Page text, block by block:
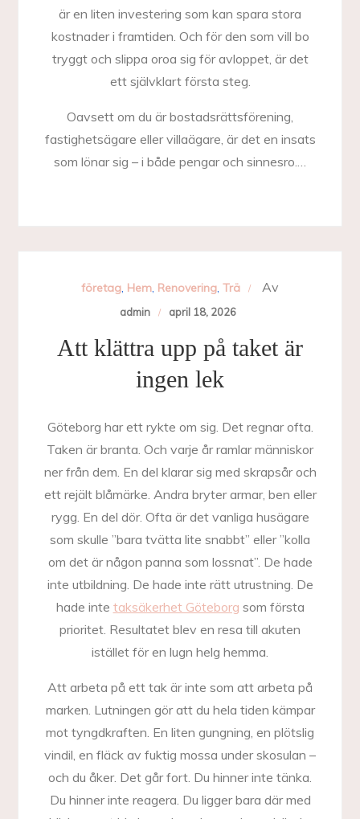
är en liten investering som kan spara stora
kostnader i framtiden. Och för den som vill bo
tryggt och slippa oroa sig för avloppet, är det
ett självklart första steg.
Oavsett om du är bostadsrättsförening,
fastighetsägare eller villaägare, är det en insats
som lönar sig – i både pengar och sinnesro.…
företag, Hem, Renovering, Trä Av
admin april 18, 2026
Att klättra upp på taket är
ingen lek
Göteborg har ett rykte om sig. Det regnar ofta.
Taken är branta. Och varje år ramlar människor
ner från dem. En del klarar sig med skrapsår och
ett rejält blåmärke. Andra bryter armar, ben eller
rygg. En del dör. Ofta är det vanliga husägare
som skulle ”bara tvätta lite snabbt” eller ”kolla
om det är någon panna som lossnat”. De hade
inte utbildning. De hade inte rätt utrustning. De
hade inte taksäkerhet Göteborg som första
prioritet. Resultatet blev en resa till akuten
istället för en lugn helg hemma.
Att arbeta på ett tak är inte som att arbeta på
marken. Lutningen gör att du hela tiden kämpar
mot tyngdkraften. En liten gungning, en plötslig
vindil, en fläck av fuktig mossa under skosulan –
och du åker. Det går fort. Du hinner inte tänka.
Du hinner inte reagera. Du ligger bara där med